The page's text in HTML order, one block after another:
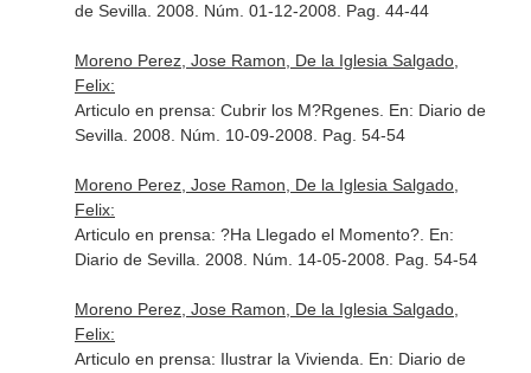
de Sevilla . 2008. Núm. 01-12-2008. Pag. 44-44
Moreno Perez, Jose Ramon, De la Iglesia Salgado,
Felix:
Articulo en prensa: Cubrir los M?Rgenes. En: Diario de
Sevilla . 2008. Núm. 10-09-2008. Pag. 54-54
Moreno Perez, Jose Ramon, De la Iglesia Salgado,
Felix:
Articulo en prensa: ?Ha Llegado el Momento?. En:
Diario de Sevilla . 2008. Núm. 14-05-2008. Pag. 54-54
Moreno Perez, Jose Ramon, De la Iglesia Salgado,
Felix:
Articulo en prensa: Ilustrar la Vivienda. En: Diario de